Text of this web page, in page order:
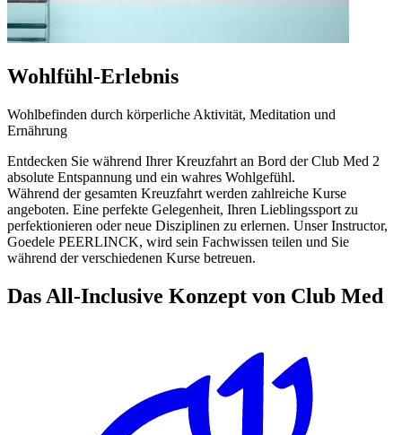
Wohlfühl-Erlebnis
Wohlbefinden durch körperliche Aktivität, Meditation und
Ernährung
Entdecken Sie während Ihrer Kreuzfahrt an Bord der Club Med 2
absolute Entspannung und ein wahres Wohlgefühl.
Während der gesamten Kreuzfahrt werden zahlreiche Kurse
angeboten. Eine perfekte Gelegenheit, Ihren Lieblingssport zu
perfektionieren oder neue Disziplinen zu erlernen. Unser Instructor,
Goedele PEERLINCK, wird sein Fachwissen teilen und Sie
während der verschiedenen Kurse betreuen.
Das All-Inclusive Konzept von Club Med